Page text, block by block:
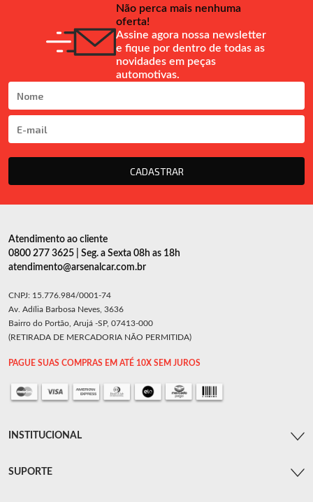
Não perca mais nenhuma
oferta!
Assine agora nossa newsletter
e fique por dentro de todas as
novidades em peças
automotivas.
CADASTRAR
Atendimento ao cliente
0800 277 3625 | Seg. a Sexta 08h as 18h
atendimento@arsenalcar.com.br
CNPJ: 15.776.984/0001-74
Av. Adília Barbosa Neves, 3636
Bairro do Portão, Arujá -SP, 07413-000
(RETIRADA DE MERCADORIA NÃO PERMITIDA)
PAGUE SUAS COMPRAS EM ATÉ 10X SEM JUROS
INSTITUCIONAL
SUPORTE